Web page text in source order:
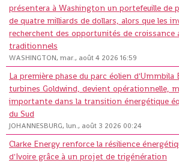
présentera à Washington un portefeuille de
de quatre milliards de dollars, alors que les
recherchent des opportunités de croissance
traditionnels
WASHINGTON, mar., août 4 2026 16:59
La première phase du parc éolien d'Ummbila
turbines Goldwind, devient opérationnelle,
importante dans la transition énergétique
du Sud
JOHANNESBURG, lun., août 3 2026 00:24
Clarke Energy renforce la résilience
d'Ivoire grâce à un projet de trigénération